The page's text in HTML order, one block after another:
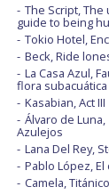
The Script, The
guide to being
Tokio Hotel,
Beck, Ride
La Casa Azul,
flora subacuática
Kasabian, Act III
Álvaro de Luna,
Azulejos
Lana Del Rey,
Pablo López, El
Camela,